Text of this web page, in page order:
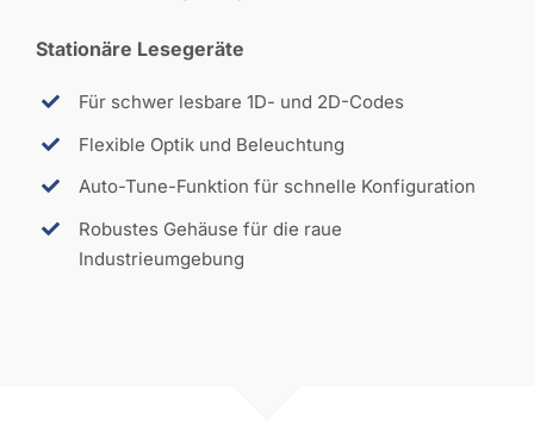
Stationäre Lesegeräte
Für schwer lesbare 1D- und 2D-Codes
Flexible Optik und Beleuchtung
Auto-Tune-Funktion für schnelle Konfiguration
Robustes Gehäuse für die raue
Industrieumgebung